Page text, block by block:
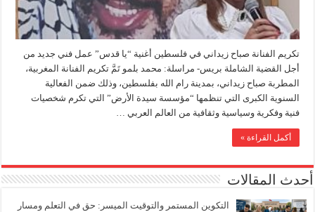
تكريم الفنانة صباح زيداني في فلسطين أغنية “يا قدس” عمل فني جديد من
أجل القضية الشاملة بريس- مراسلة: محمد بلمو تَمَّ تكريم الفنانة المغربية،
المطربة صباح زيداني، بمدينة رام الله بفلسطين، وذلك ضمن الفعالية
السنوية الكبرى التي تنظمها “مؤسسة سيدة الأرض” التي تكرم شخصيات
فنية وفكرية وسياسية وثقافية من العالم العربي …
أكمل القراءة »
أحدث المقالات
التكوين المستمر والتوقيت الميسر: حق في التعلم ومسار